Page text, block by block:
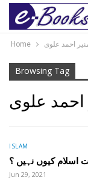
Home احمد علوی
Browsing Tag
احمد علوی
ISLAM
اسلام کیوں نہیں ؟
Jun 29, 2021